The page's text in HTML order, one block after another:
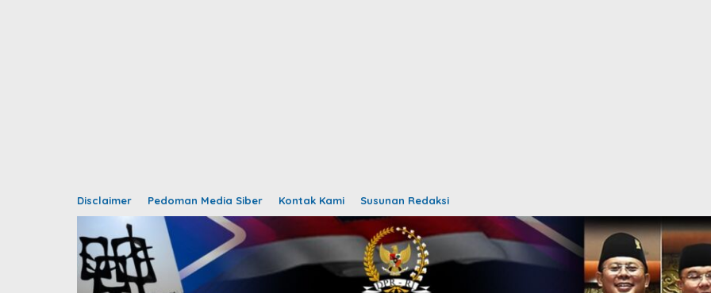
Disclaimer Pedoman Media Siber Kontak Kami Susunan Redaksi